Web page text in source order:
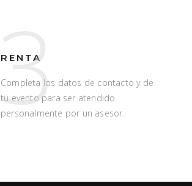
03
RENTA
Completa los datos de contacto y de
tu evento para ser atendido
personalmente por un asesor.